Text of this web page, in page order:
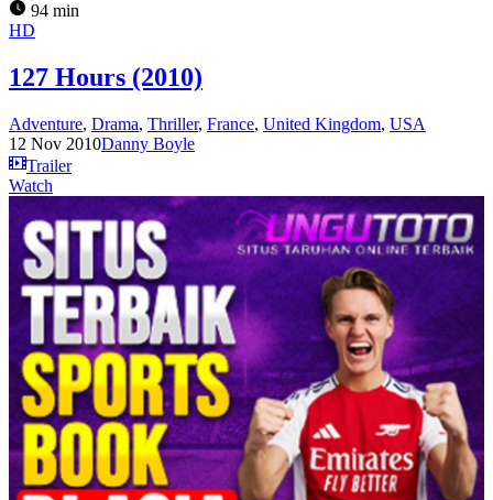
94 min
HD
127 Hours (2010)
Adventure, Drama, Thriller, France, United Kingdom, USA
12 Nov 2010Danny Boyle
Trailer
Watch